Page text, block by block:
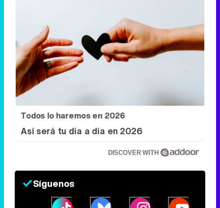
Todos lo haremos en 2026
Así será tu día a día en 2026
DISCOVER WITH
Síguenos